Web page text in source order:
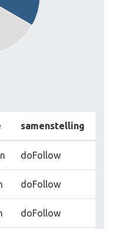
samenstelling
doFollow
doFollow
doFollow